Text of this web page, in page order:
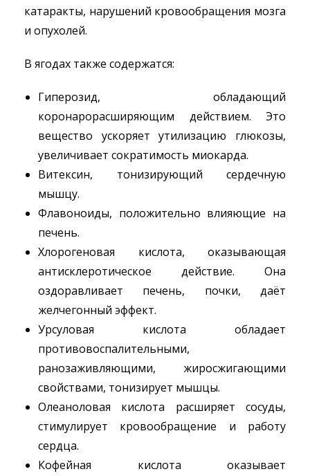
катаракты, нарушений кровообращения мозга
и опухолей.
В ягодах также содержатся:
Гиперозид, обладающий
коронарорасширяющим действием. Это
вещество ускоряет утилизацию глюкозы,
увеличивает сократимость миокарда.
Витексин, тонизирующий сердечную
мышцу.
Флавоноиды, положительно влияющие на
печень.
Хлорогеновая кислота, оказывающая
антисклеротическое действие. Она
оздоравливает печень, почки, даёт
желчегонный эффект.
Урсуловая кислота обладает
противовоспалительными,
ранозаживляющими, жиросжигающими
свойствами, тонизирует мышцы.
Олеаноловая кислота расширяет сосуды,
стимулирует кровообращение и работу
сердца.
Кофейная кислота оказывает